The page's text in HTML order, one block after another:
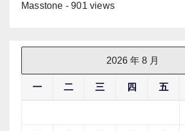
Masstone - 901 views
2026 年 8 月
一 二 三 四 五